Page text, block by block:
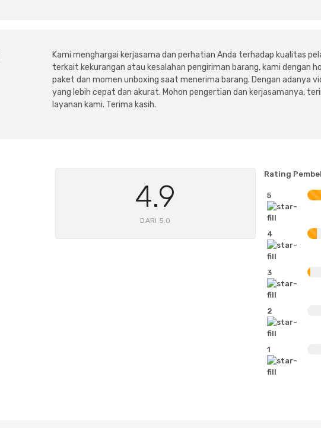
Kami menghargai kerjasama dan perhatian Anda terhadap kualitas
terkait kekurangan atau kesalahan pengiriman barang, kami dengan
paket dan momen unboxing saat menerima barang. Dengan adanya
yang lebih cepat dan akurat. Mohon pengertian dan kerjasamanya,
layanan kami. Terima kasih.
4.9
DARI 5.0
Rating
5
4
3
2
1